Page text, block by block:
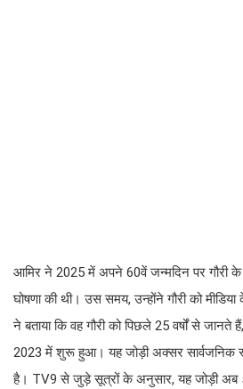
आमिर ने 2025 में अपने 60वें जन्मदिन पर गौरी के
घोषणा की थी। उस समय, उन्होंने गौरी को
ने बताया कि वह गौरी को पिछले 25 वर्षों से जानते
2023 में शुरू हुआ। यह जोड़ी अक्सर सार्वजनिक
है। TV9 से जुड़े सूत्रों के अनुसार, यह जोड़ी अब